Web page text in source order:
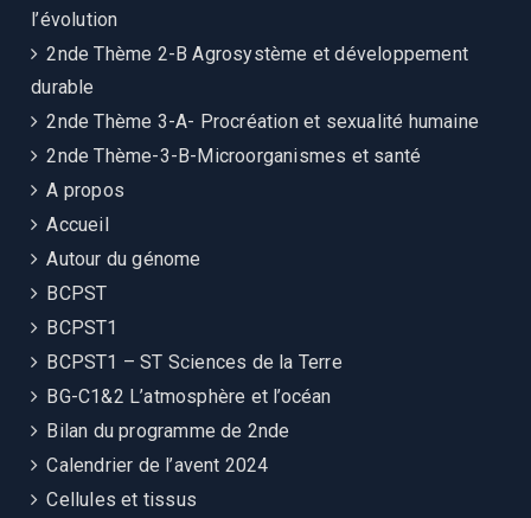
l’évolution
2nde Thème 2-B Agrosystème et développement
durable
2nde Thème 3-A- Procréation et sexualité humaine
2nde Thème-3-B-Microorganismes et santé
A propos
Accueil
Autour du génome
BCPST
BCPST1
BCPST1 – ST Sciences de la Terre
BG-C1&2 L’atmosphère et l’océan
Bilan du programme de 2nde
Calendrier de l’avent 2024
Cellules et tissus